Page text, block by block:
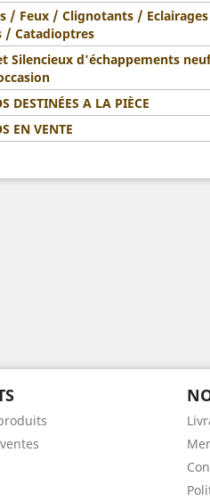
/ Feux / Clignotants / Eclairages
/ Catadioptres
Silencieux d'échappements
DESTINÉES A LA PIÈCE
EN VENTE